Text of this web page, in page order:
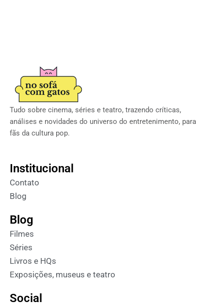
Tudo sobre cinema, séries e teatro, trazendo críticas,
análises e novidades do universo do entretenimento, para
fãs da cultura pop.
Institucional
Contato
Blog
Blog
Filmes
Séries
Livros e HQs
Exposições, museus e teatro
Social